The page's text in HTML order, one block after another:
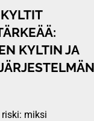
KYLTIN JA
miksi